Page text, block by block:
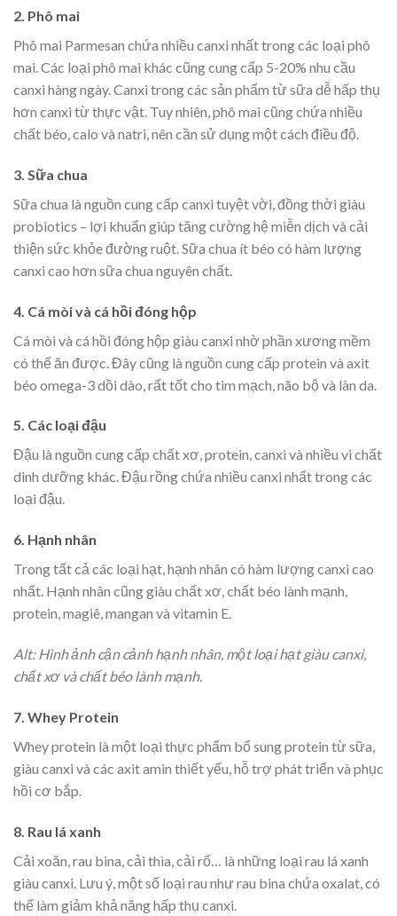
2. Phô mai
Phô mai Parmesan chứa nhiều canxi nhất trong các loại phô
mai. Các loại phô mai khác cũng cung cấp 5-20% nhu cầu
canxi hàng ngày. Canxi trong các sản phẩm từ sữa dễ hấp thụ
hơn canxi từ thực vật. Tuy nhiên, phô mai cũng chứa nhiều
chất béo, calo và natri, nên cần sử dụng một cách điều độ.
3. Sữa chua
Sữa chua là nguồn cung cấp canxi tuyệt vời, đồng thời giàu
probiotics – lợi khuẩn giúp tăng cường hệ miễn dịch và cải
thiện sức khỏe đường ruột. Sữa chua ít béo có hàm lượng
canxi cao hơn sữa chua nguyên chất.
4. Cá mòi và cá hồi đóng hộp
Cá mòi và cá hồi đóng hộp giàu canxi nhờ phần xương mềm
có thể ăn được. Đây cũng là nguồn cung cấp protein và axit
béo omega-3 dồi dào, rất tốt cho tim mạch, não bộ và làn da.
5. Các loại đậu
Đậu là nguồn cung cấp chất xơ, protein, canxi và nhiều vi chất
dinh dưỡng khác. Đậu rồng chứa nhiều canxi nhất trong các
loại đậu.
6. Hạnh nhân
Trong tất cả các loại hạt, hạnh nhân có hàm lượng canxi cao
nhất. Hạnh nhân cũng giàu chất xơ, chất béo lành mạnh,
protein, magiê, mangan và vitamin E.
Alt: Hình ảnh cận cảnh hạnh nhân, một loại hạt giàu canxi,
chất xơ và chất béo lành mạnh.
7. Whey Protein
Whey protein là một loại thực phẩm bổ sung protein từ sữa,
giàu canxi và các axit amin thiết yếu, hỗ trợ phát triển và phục
hồi cơ bắp.
8. Rau lá xanh
Cải xoăn, rau bina, cải thìa, cải rổ… là những loại rau lá xanh
giàu canxi. Lưu ý, một số loại rau như rau bina chứa oxalat, có
thể làm giảm khả năng hấp thụ canxi.